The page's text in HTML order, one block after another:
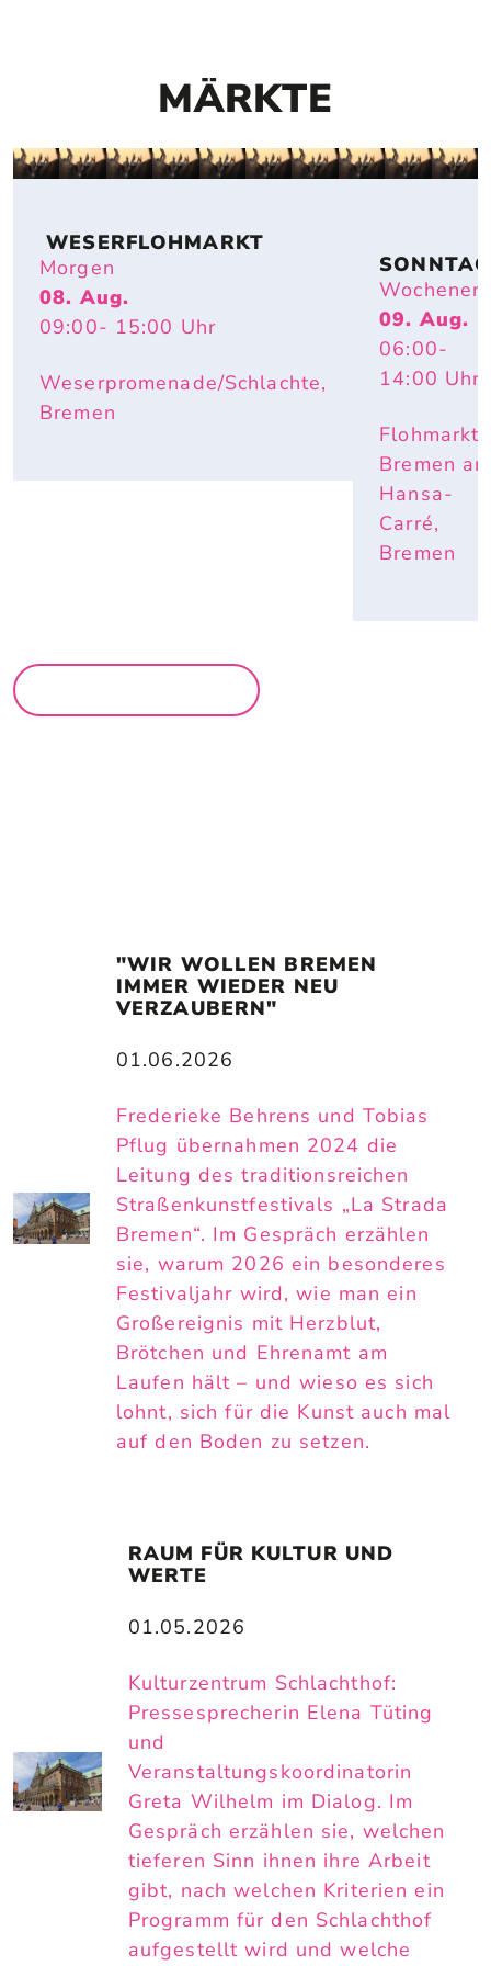
MÄRKTE
WESERFLOHMARKT
Morgen
08. Aug.
09:00- 15:00 Uhr
Weserpromenade/Schlachte,
Bremen
T
09. Aug.
06:00-
14:00 Uhr
Flohmarkt
Bremen
Hansa-
Carré,
Bremen
"WIR WOLLEN BREMEN
IMMER WIEDER NEU
VERZAUBERN"
01.06.2026
Frederieke Behrens und Tobias
Pflug übernahmen 2024 die
Leitung des traditionsreichen
Straßenkunstfestivals „La Strada
Bremen“. Im Gespräch erzählen
sie, warum 2026 ein besonderes
Festivaljahr wird, wie man ein
Großereignis mit Herzblut,
Brötchen und Ehrenamt am
Laufen hält – und wieso es sich
lohnt, sich für die Kunst auch mal
auf den Boden zu setzen.
RAUM FÜR KULTUR UND
WERTE
01.05.2026
Kulturzentrum Schlachthof:
Pressesprecherin Elena Tüting
und
Veranstaltungskoordinatorin
Greta Wilhelm im Dialog. Im
Gespräch erzählen sie, welchen
tieferen Sinn ihnen ihre Arbeit
gibt, nach welchen Kriterien ein
Programm für den Schlachthof
aufgestellt wird und welche